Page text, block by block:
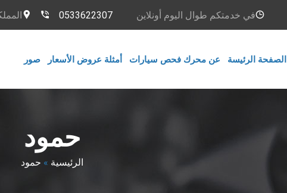
في خدمتكم طوال اليوم أونلاين 0533622307
الصفحة الرئيسة عن محرك فحص سيارات أمثلة عروض الأسعار صور
حمود
الرئيسية » حمود